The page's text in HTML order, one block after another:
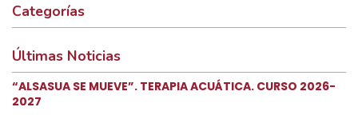
Categorías
Últimas Noticias
“ALSASUA SE MUEVE”. TERAPIA ACUÁTICA. CURSO 2026-
2027